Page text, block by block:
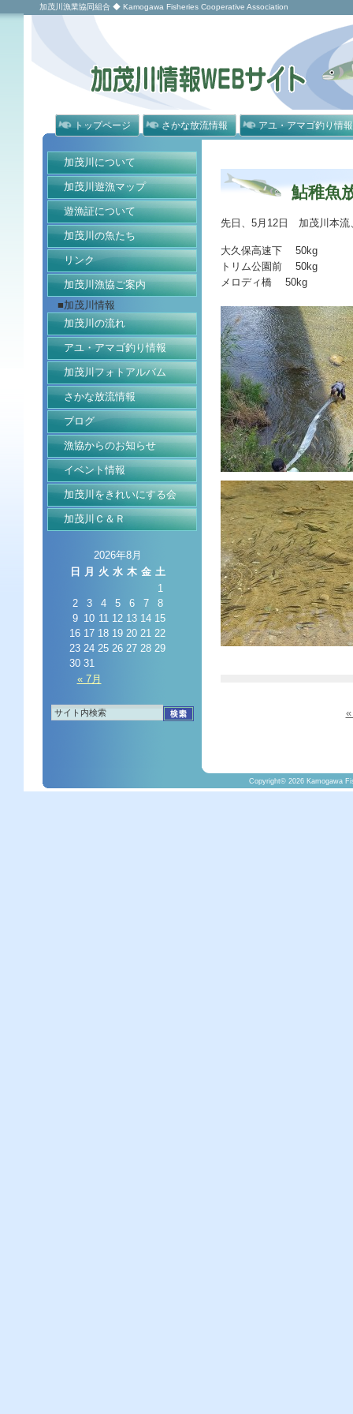
加茂川漁業協同組合 ◆ Kamogawa Fisheries Cooperative Association
トップページ さかな放流情報 アユ・アマゴ釣り情報
加茂川について
加茂川遊漁マップ
遊漁証について
加茂川の魚たち
リンク
加茂川漁協ご案内
■加茂川情報
加茂川の流れ
アユ・アマゴ釣り情報
加茂川フォトアルバム
さかな放流情報
ブログ
漁協からのお知らせ
イベント情報
加茂川をきれいにする会
加茂川Ｃ＆Ｒ
2026年8月
日
月 火 水 木 金 土
« 7月
1
2
3 4 5 6 7
8
9 10 11 12 13 14 15
16 17 18 19 20 21 22
23 24 25 26 27 28 29
30 31
鮎稚魚
先日、5月12日 加茂川本流
大久保高速下 50kg
トリム公園前 50kg
メロディ橋 50kg
Copyright© 2026 Kamogawa